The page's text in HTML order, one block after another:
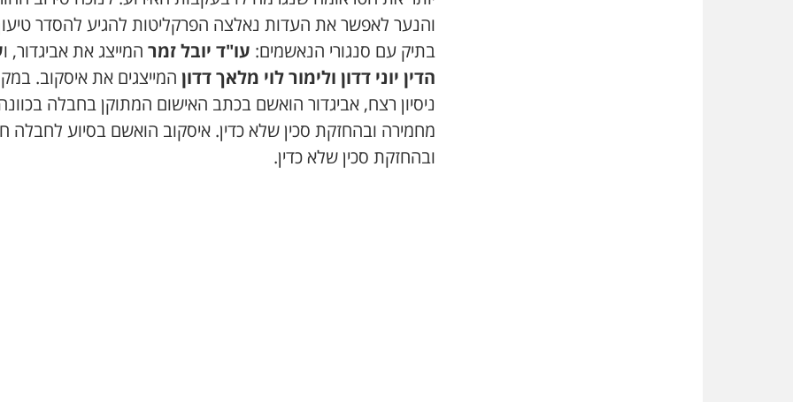
והנער לאפשר את העדות נאלצה הפרקליטות להגיע להסדר
בתיק עם סנגורי הנאשמים: עו"ד יובל זמר המייצג את אביגדור, ו
הדין יוני דדון ולימור לוי מלאך דדון המייצגים את איסקוב.
ניסיון רצח, אביגדור הואשם בכתב האישום המתוקן בחבלה
מחמירה ובהחזקת סכין שלא כדין. איסקוב הואשם בסיוע לחבלה
ובהחזקת סכין שלא כדין.